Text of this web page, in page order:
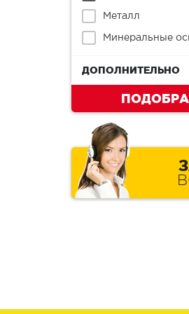
Металл
Минеральные
ДОПОЛНИТЕЛЬНО